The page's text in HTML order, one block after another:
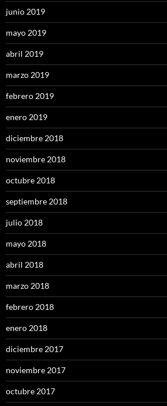
junio 2019
mayo 2019
abril 2019
marzo 2019
febrero 2019
enero 2019
diciembre 2018
noviembre 2018
octubre 2018
septiembre 2018
julio 2018
mayo 2018
abril 2018
marzo 2018
febrero 2018
enero 2018
diciembre 2017
noviembre 2017
octubre 2017